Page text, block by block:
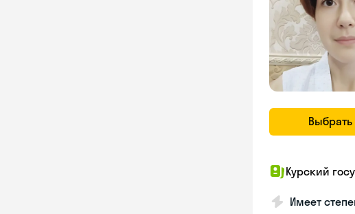
Курский
Имеет